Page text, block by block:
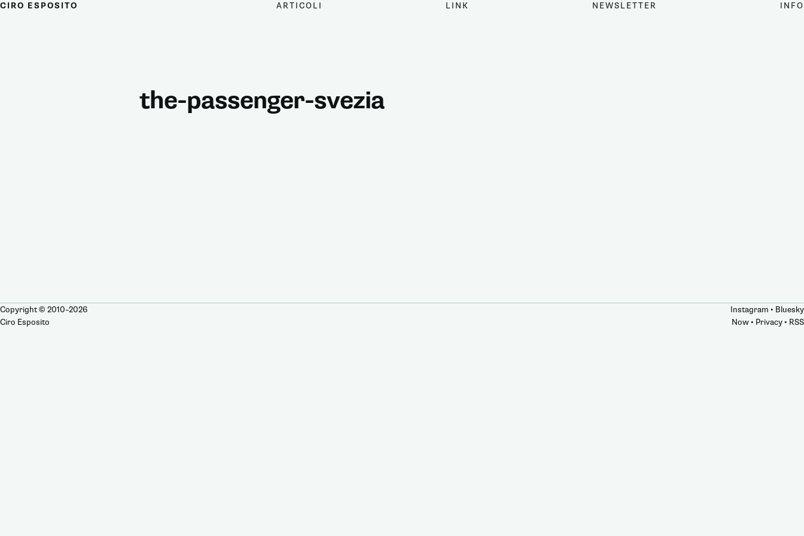
CIRO ESPOSITO ARTICOLI LINK NEWSLETTER INFO
the-passenger-svezia
Copyright © 2010–2026
Ciro Esposito
Instagram • Bluesky
Now• Privacy• RSS